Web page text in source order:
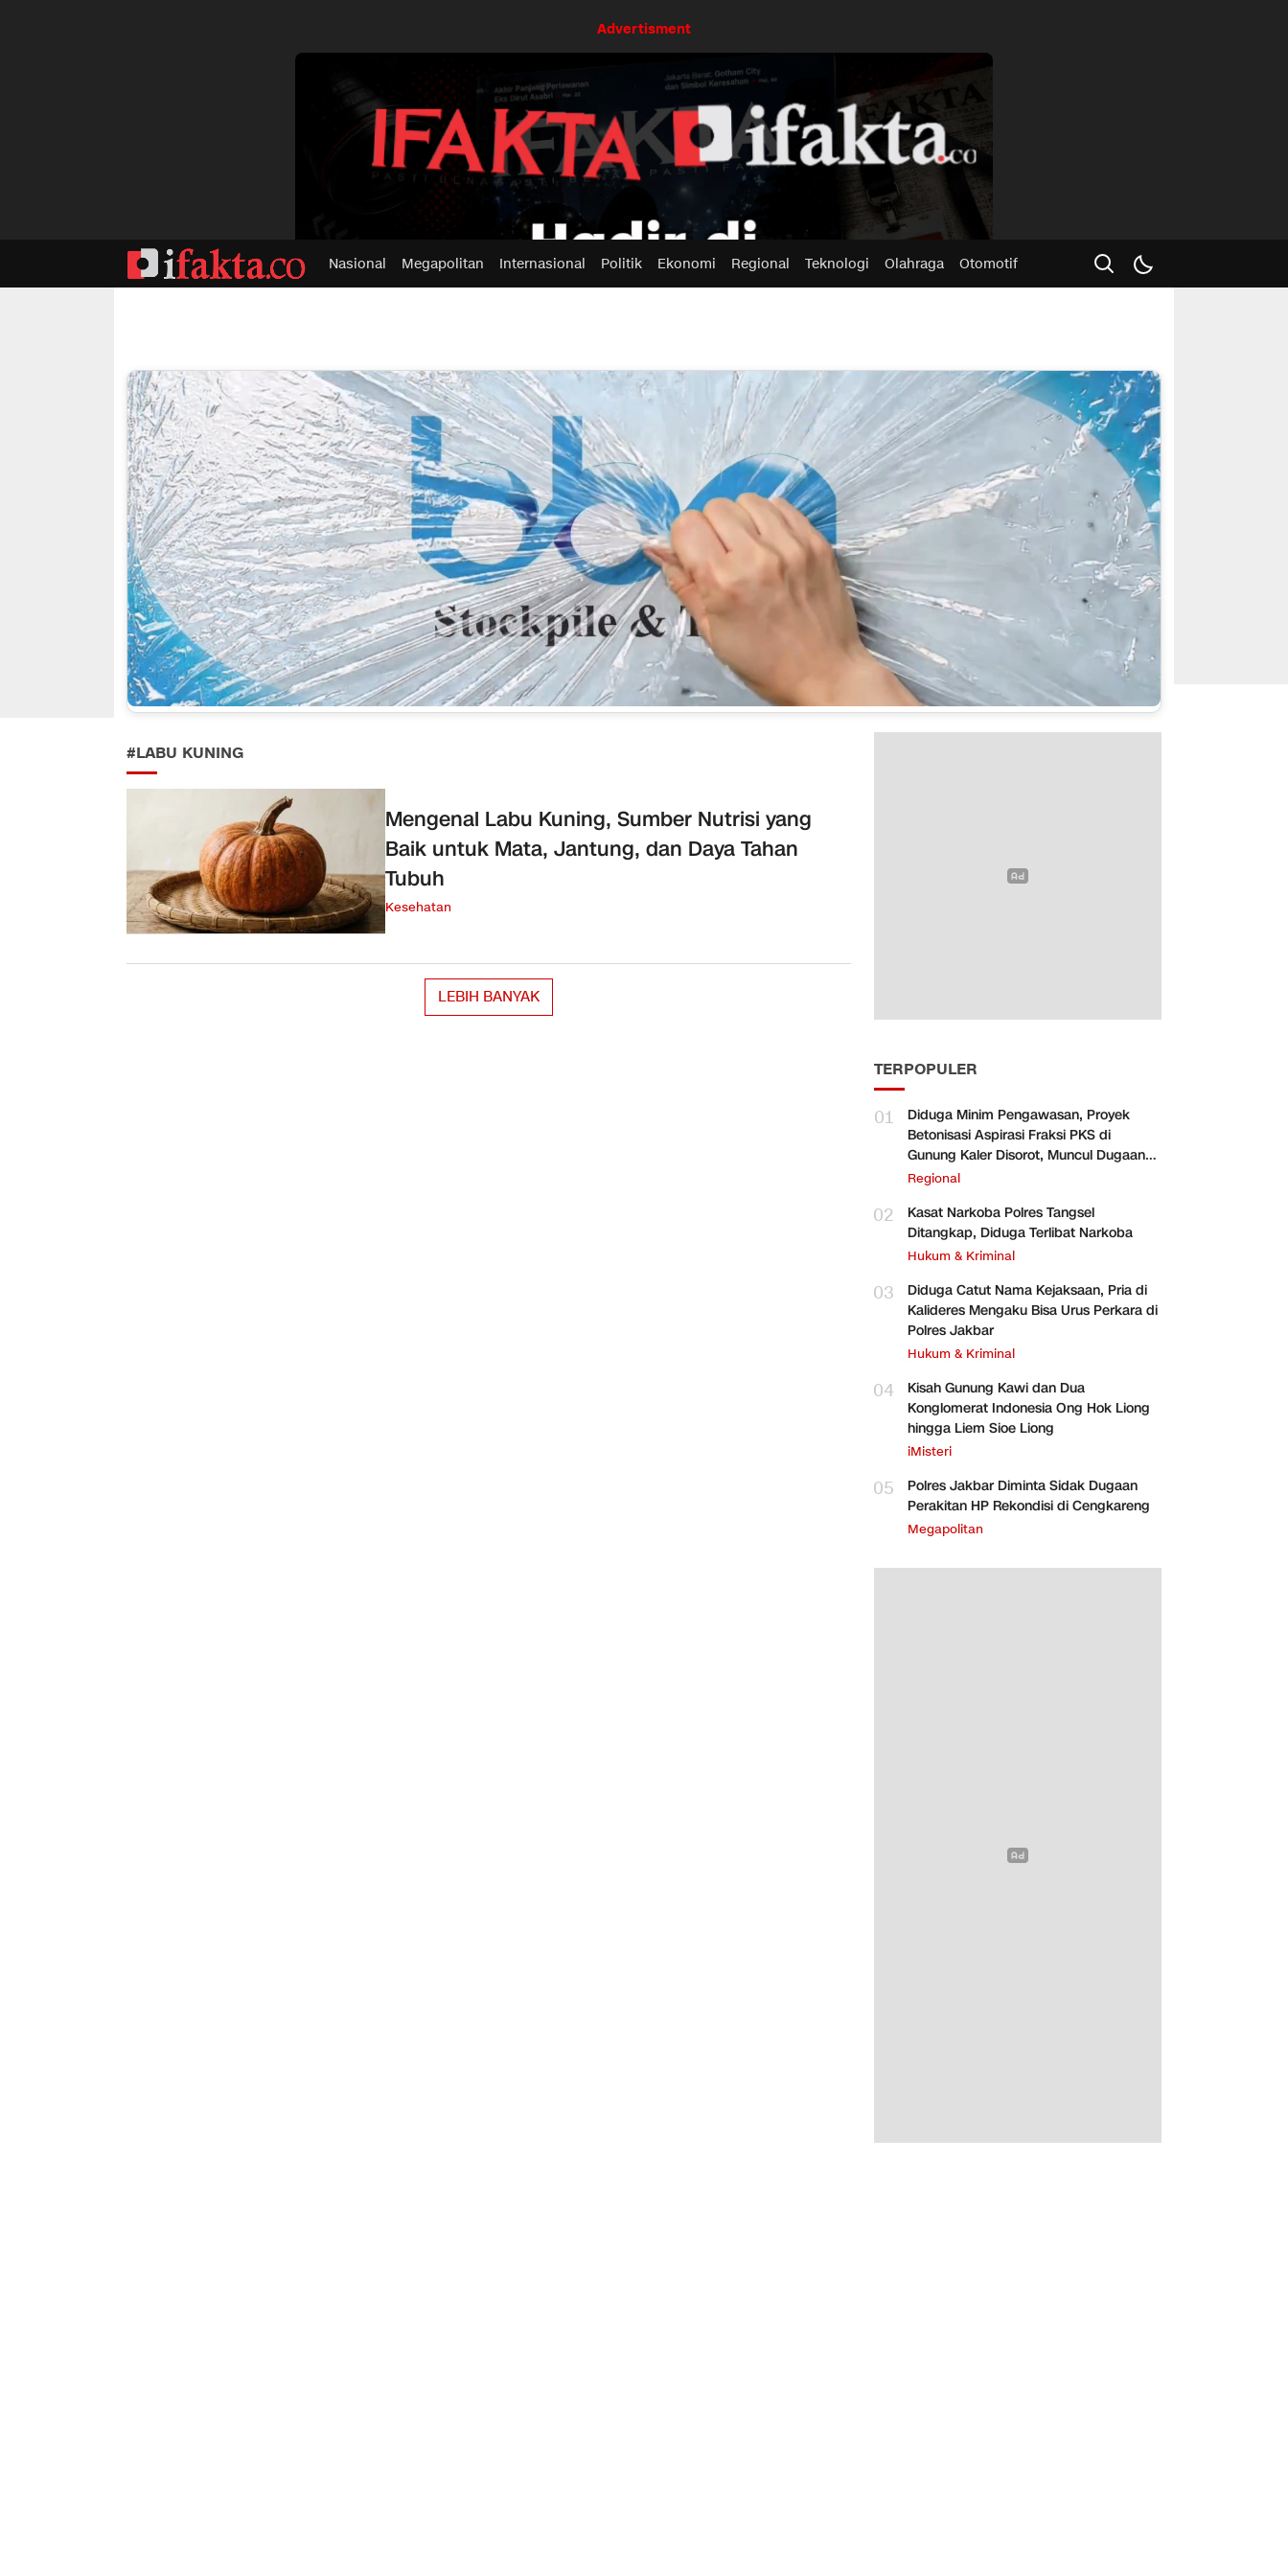
Advertisment
Nasional Megapolitan Internasional Politik Ekonomi Regional Teknologi Olahraga Otomotif
#LABU KUNING
Mengenal Labu Kuning, Sumber Nutrisi yang
Baik untuk Mata, Jantung, dan Daya Tahan
Tubuh
Kesehatan
LEBIH BANYAK
TERPOPULER
01
Diduga Minim Pengawasan, Proyek
Betonisasi Aspirasi Fraksi PKS di
Gunung Kaler Disorot, Muncul Dugaan
Pengurangan Volume
Regional
02
Kasat Narkoba Polres Tangsel
Ditangkap, Diduga Terlibat Narkoba
Hukum & Kriminal
03
Diduga Catut Nama Kejaksaan, Pria di
Kalideres Mengaku Bisa Urus Perkara di
Polres Jakbar
Hukum & Kriminal
04
Kisah Gunung Kawi dan Dua
Konglomerat Indonesia Ong Hok Liong
hingga Liem Sioe Liong
iMisteri
05
Polres Jakbar Diminta Sidak Dugaan
Perakitan HP Rekondisi di Cengkareng
Megapolitan